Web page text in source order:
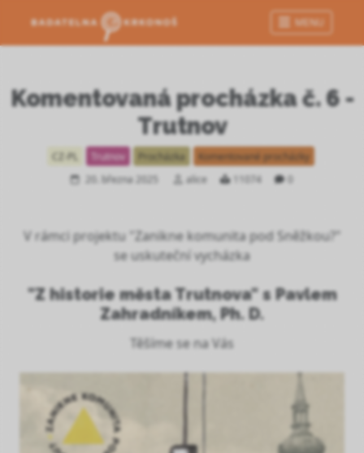
MENU
Komentovaná procházka č. 6 -
Trutnov
CZ-PL Trutnov Procházka
Komentované procházky
20. března 2025
alice 11074
V rámci projektu "Zanikne komunita pod Sněžkou?"
se uskuteční vycházka
"Z historie města Trutnova" s Pavlem
Zahradníkem, Ph. D.
Těšíme se na Vás